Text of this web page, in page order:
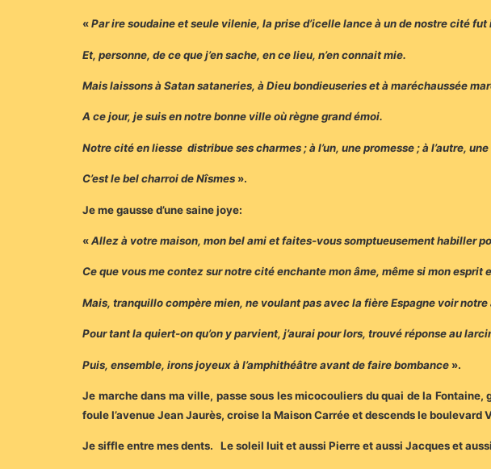
«Par ire soudaine et seule vilenie, la prise d’icelle lance à un de nostre cité
Et, personne, de ce que j’en sache, en ce lieu, n’en connait mie.
Mais laissons à Satan sataneries, à Dieu bondieuseries et à maréchaussée
A ce jour, je suis en notre bonne ville où règne grand émoi.
Notre cité en liesse distribue ses charmes ; à l’un, une promesse ; à l’autre,
C’est le bel charroi de Nîsmes ».
Je me gausse d’une saine joye:
«Allez à votre maison, mon bel ami et faites-vous somptueusement habiller
Ce que vous me contez sur notre cité enchante mon âme, même si mon esprit
Mais, tranquillo compère mien, ne voulant pas avec la fière Espagne voir
Pour tant la quiert-on qu’on y parvient, j’aurai pour lors, trouvé réponse au
Puis, ensemble, irons joyeux à l’amphithéâtre avant de faire bombance ».
Je marche dans ma ville, passe sous les micocouliers du quai de la
foule l’avenue Jean Jaurès, croise la Maison Carrée et descends le boulevard
Je siffle entre mes dents. Le soleil luit et aussi Pierre et aussi Jacques et